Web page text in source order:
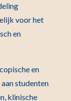
voor het
en
en
studenten
klinische